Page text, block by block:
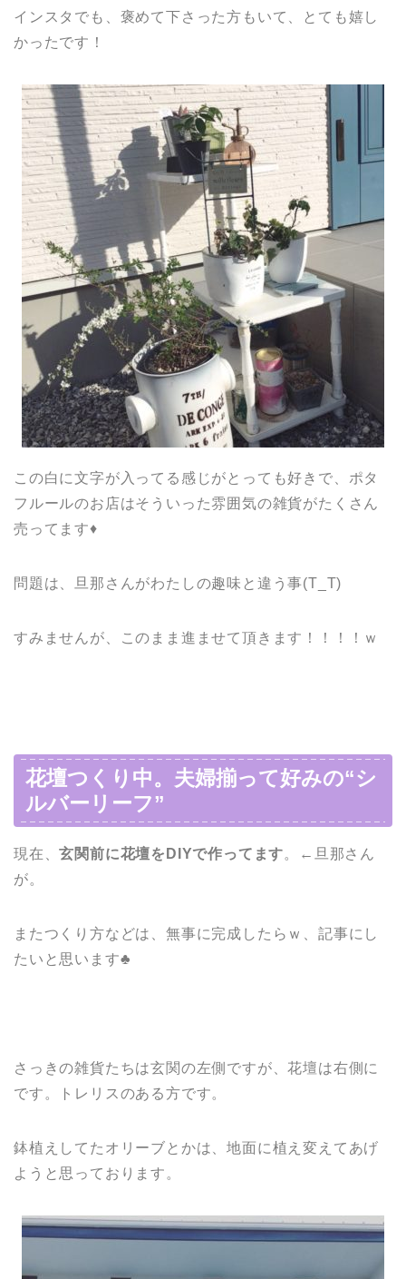
インスタでも、褒めて下さった方もいて、とても嬉し
かったです！
この白に文字が入ってる感じがとっても好きで、ポタ
フルールのお店はそういった雰囲気の雑貨がたくさん
売ってます♦
問題は、旦那さんがわたしの趣味と違う事(T_T)
すみませんが、このまま進ませて頂きます！！！！ｗ
花壇つくり中。夫婦揃って好みの“シ
ルバーリーフ”
現在、玄関前に花壇をDIYで作ってます。←旦那さん
が。
またつくり方などは、無事に完成したらｗ、記事にし
たいと思います♣
さっきの雑貨たちは玄関の左側ですが、花壇は右側に
です。トレリスのある方です。
鉢植えしてたオリーブとかは、地面に植え変えてあげ
ようと思っております。